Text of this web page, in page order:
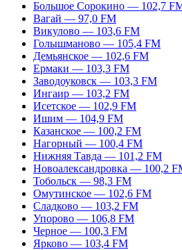
Большое Сорокино — 102,7
Вагай — 97,0 FM
Викулово — 103,6 FM
Голышманово — 105,4 FM
Демьянское — 102,6 FM
Ермаки — 103,3 FM
Заводоуковск — 103,3 FM
Ингаир — 103,2 FM
Исетское — 102,9 FM
Ишим — 104,9 FM
Казанское — 100,2 FM
Нагорный — 100,4 FM
Нижняя Тавда — 101,2 FM
Новоалександровка — 100,2
Тобольск — 98,3 FM
Омутинское — 102,6 FM
Сладково — 103,2 FM
Упорово — 106,8 FM
Черное — 100,3 FM
Ярково — 103,4 FM